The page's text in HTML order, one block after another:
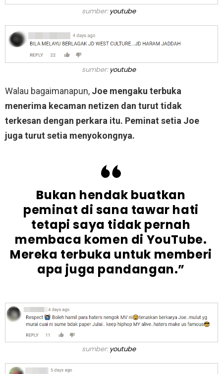
sumber: youtube
sumber: youtube
Walau bagaimanapun, Joe mengaku terbuka
menerima kecaman netizen dan turut tidak
terkesan dengan perkara itu. Peminat setia Joe
juga turut setia menyokongnya.
Bukan hendak buatkan
peminat di sana tawar hati
tetapi saya tidak pernah
membaca komen di YouTube.
Mereka terbuka untuk memberi
apa juga pandangan.”
sumber: youtube